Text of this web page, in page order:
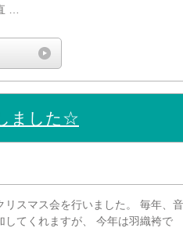
…
ました☆
リスマス会を行いました。 毎年、音
てくれますが、 今年は羽織袴で